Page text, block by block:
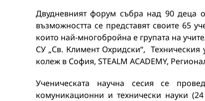
Двудневният форум събра над 90 деца
възможността се представят своите 65
които най-многобройна е групата на
СУ „Св. Климент Охридски“,
колеж в София, STEALM ACADEMY,
Ученическата научна сесия се
комуникационни и технически науки